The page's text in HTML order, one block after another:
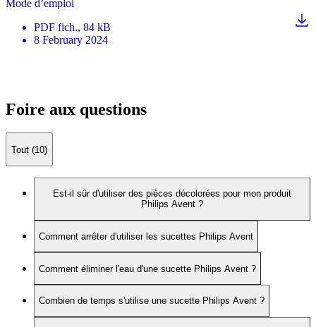
Mode d’emploi
PDF fich., 84 kB
8 February 2024
Foire aux questions
Tout (10)
Est-il sûr d'utiliser des pièces décolorées pour mon produit
Philips Avent ?
Comment arrêter d'utiliser les sucettes Philips Avent
Comment éliminer l'eau d'une sucette Philips Avent ?
Combien de temps s'utilise une sucette Philips Avent ?